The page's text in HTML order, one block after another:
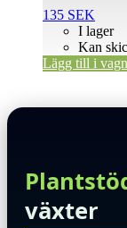
135 SEK
I lager
Kan
Lägg till i vagn
växter